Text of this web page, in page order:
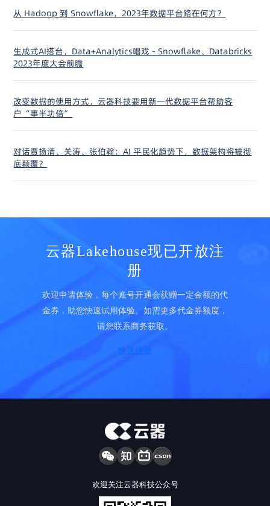
从 Hadoop 到 Snowflake，2023年数据平台路在何方？
生成式AI搭台，Data+Analytics唱戏 - Snowflake、Databricks
2023年度大会前瞻
改变数据的使用方式，云器科技要用新一代数据平台帮助客
户“事半功倍”
对话贾扬清、关涛、张伯翰：AI 平民化趋势下，数据架构将被彻
底颠覆？
云器Lakehouse现已开放注
册
欢迎申请体验，每个账号开通会获赠一定金额的代
金券，助您快速试用体验。如需更多代金券额度，
请您联系商务获取。
快速注册
欢迎关注云器科技公众号